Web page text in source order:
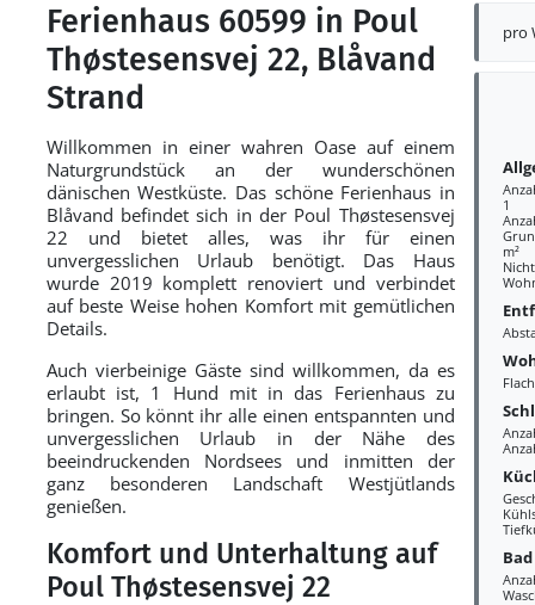
pro
1
m²
Bad
Ferienhaus 60599 in Poul
Thøstesensvej 22, Blåvand
Strand
Willkommen in einer wahren Oase auf einem
Naturgrundstück an der wunderschönen
dänischen Westküste. Das schöne Ferienhaus in
Blåvand befindet sich in der Poul Thøstesensvej
22 und bietet alles, was ihr für einen
unvergesslichen Urlaub benötigt. Das Haus
wurde 2019 komplett renoviert und verbindet
auf beste Weise hohen Komfort mit gemütlichen
Details.
Auch vierbeinige Gäste sind willkommen, da es
erlaubt ist, 1 Hund mit in das Ferienhaus zu
bringen. So könnt ihr alle einen entspannten und
unvergesslichen Urlaub in der Nähe des
beeindruckenden Nordsees und inmitten der
ganz besonderen Landschaft Westjütlands
genießen.
Komfort und Unterhaltung auf
Poul Thøstesensvej 22